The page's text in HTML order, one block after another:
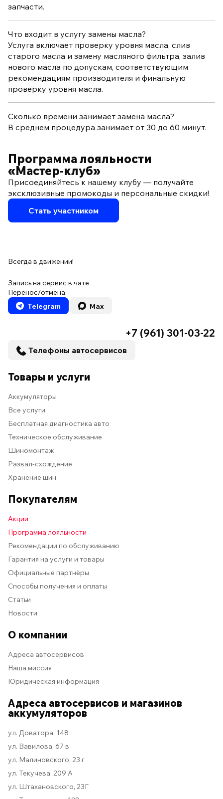
запчасти.
Что входит в услугу замены масла?
Услуга включает проверку уровня масла, слив
старого масла и замену масляного фильтра, залив
нового масла по допускам, соответствующим
рекомендациям производителя и финальную
проверку уровня масла.
Сколько времени занимает замена масла?
В среднем процедура занимает от 30 до 60 минут.
Программа лояльности
«Мастер‑клуб»
Присоединяйтесь к нашему клубу — получайте
эксклюзивные промокоды и персональные скидки!
Стать участником
Всегда в движении!
Запись на сервис в чате
Перенос/отмена
Telegram
Max
+7 (961) 301-03-22
Телефоны автосервисов
Товары и услуги
Аккумуляторы
Все услуги
Бесплатная диагностика авто
Техническое обслуживание
Шиномонтаж
Развал-схождение
Хранение шин
Покупателям
Акции
Программа лояльности
Рекомендации по обслуживанию
Гарантия на услуги и товары
Официальные партнёры
Способы получения и оплаты
Статьи
Новости
О компании
Адреса автосервисов
Наша миссия
Юридическая информация
Адреса автосервисов и магазинов
аккумуляторов
ул. Доватора, 148
ул. Вавилова, 67 в
ул. Малиновского, 23 г
ул. Текучева, 209 А
ул. Штахановского, 23Г